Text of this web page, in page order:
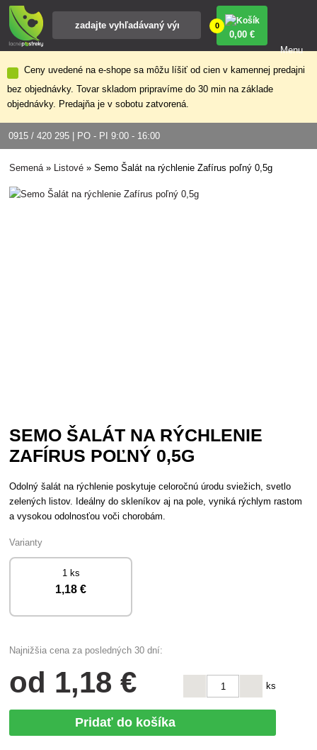
Ceny uvedené na e-shope sa môžu líšiť od cien v kamennej predajni
bez objednávky. Tovar skladom pripravíme do 30 min na základe
objednávky. Predajňa je v sobotu zatvorená.
0915 / 420 295 | PO - PI 9:00 - 16:00
0
0,00 €
Menu
Semená» Listové »Semo Šalát na rýchlenie Zafírus poľný 0,5g
SEMO ŠALÁT NA RÝCHLENIE
ZAFÍRUS POĽNÝ 0,5G
Odolný šalát na rýchlenie poskytuje celoročnú úrodu sviežich, svetlo
zelených listov. Ideálny do skleníkov aj na pole, vyniká rýchlym rastom
a vysokou odolnosťou voči chorobám.
Varianty
1 ks
1,18 €
Najnižšia cena za posledných 30 dní:
od 1,18 € ks
Pridať do košíka